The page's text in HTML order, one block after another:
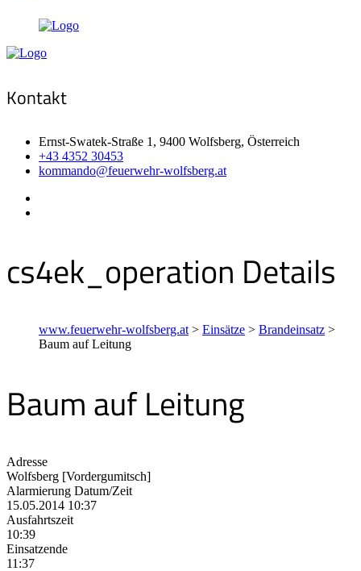
Kontakt
Ernst-Swatek-Straße 1, 9400 Wolfsberg, Österreich
+43 4352 30453
kommando@feuerwehr-wolfsberg.at
cs4ek_operation Details
www.feuerwehr-wolfsberg.at > Einsätze > Brandeinsatz >
Baum auf Leitung
Baum auf Leitung
Adresse
Wolfsberg [Vordergumitsch]
Alarmierung Datum/Zeit
15.05.2014 10:37
Ausfahrtszeit
10:39
Einsatzende
11:37